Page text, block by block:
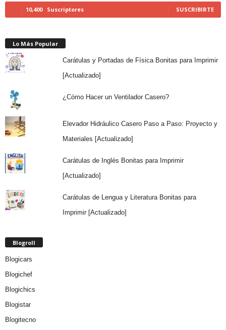
10,400 Suscriptores SUSCRIBIRTE
Lo Más Popular
Carátulas y Portadas de Física Bonitas para Imprimir
[Actualizado]
¿Cómo Hacer un Ventilador Casero?
Elevador Hidráulico Casero Paso a Paso: Proyecto y
Materiales [Actualizado]
Carátulas de Inglés Bonitas para Imprimir
[Actualizado]
Carátulas de Lengua y Literatura Bonitas para
Imprimir [Actualizado]
Blogroll
Blogicars
Blogichef
Blogichics
Blogistar
Blogitecno